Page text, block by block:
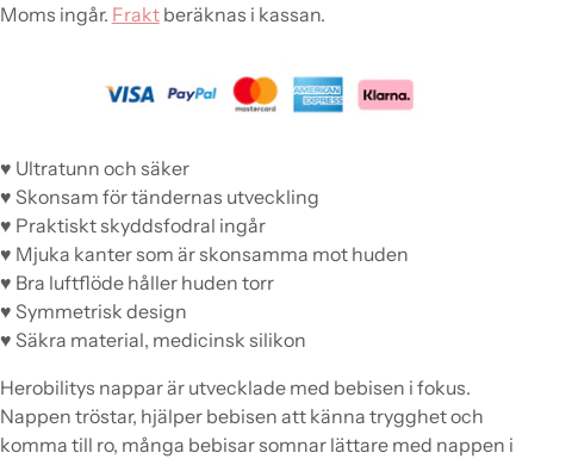
Moms ingår. Fraktberäknas i kassan.
♥ Ultratunn och säker
♥ Skonsam för tändernas utveckling
♥ Praktiskt skyddsfodral ingår
♥ Mjuka kanter som är skonsamma mot huden
♥ Bra luftflöde håller huden torr
♥ Symmetrisk design
♥ Säkra material, medicinsk silikon
Herobilitys nappar är utvecklade med bebisen i fokus.
Nappen tröstar, hjälper bebisen att känna trygghet och
komma till ro, många bebisar somnar lättare med nappen i